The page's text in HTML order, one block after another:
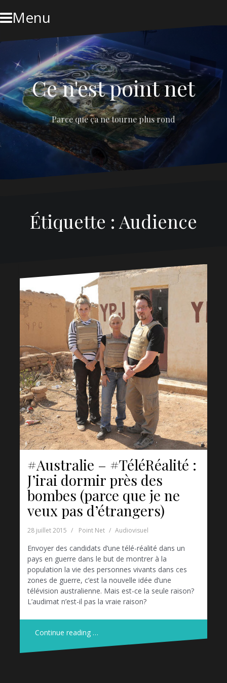
to
contentMenu
Ce n'est point net
Parce que ça ne tourne plus rond
Étiquette : Audience
#Australie – #TéléRéalité :
J’irai dormir près des
bombes (parce que je ne
veux pas d’étrangers)
28 juillet 2015 Point Net Audiovisuel
Envoyer des candidats d’une télé-réalité dans un
pays en guerre dans le but de montrer à la
population la vie des personnes vivants dans ces
zones de guerre, c’est la nouvelle idée d’une
télévision australienne. Mais est-ce la seule raison?
L’audimat n’est-il pas la vraie raison?
Continue reading …